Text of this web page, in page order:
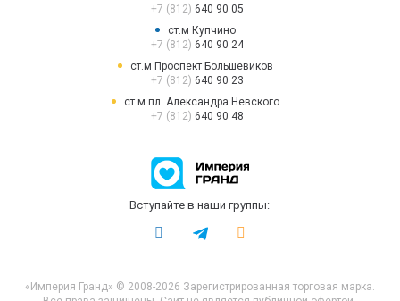
+7 (812) 640 90 05
ст.м Купчино
+7 (812) 640 90 24
ст.м Проспект Большевиков
+7 (812) 640 90 23
ст.м пл. Александра Невского
+7 (812) 640 90 48
Вступайте в наши группы:
«Империя Гранд» © 2008-2026 Зарегистрированная торговая марка.